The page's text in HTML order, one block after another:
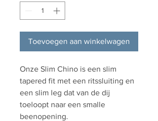
Toevoegen aan winkelwagen
Onze Slim Chino is een slim
tapered fit met een ritssluiting en
een slim leg dat van de dij
toeloopt naar een smalle
beenopening.